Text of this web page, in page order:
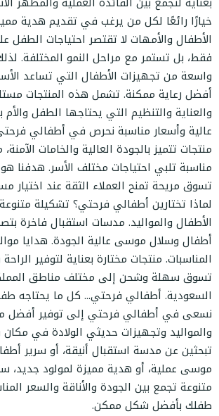
خيارًا رائعًا لكل من يرغب في تقديم هدية
الأطفال والأمهات لا تقتصر احتياجات الطفل
فقط، بل تستمر مع مراحل النمو المختلفة.
واسعة من تجهيزات الأطفال التي تساعد
أفضل رعاية ممكنة. تشمل هذه المنتجات
والعناية والتنظيم التي يحتاجها الطفل
عالية وأسعار مناسبة نحرص في أطفالي
منتجات تتميز بالجودة العالية والخامات
مناسبة تلبي احتياجات مختلف الأسر. هدفنا
تسوق مريحة تمنح العملاء الثقة عند اختيار
لماذا تختارين أطفالي فرحتي؟ تشكيلة
الأطفال والمواليد. مدسات استقبال فاخرة
أطفال وسلال موسى عالية الجودة. هدايا
المناسبات. منتجات مختارة بعناية لتوفير الراحة
تسوق سهلة وشحن إلى مختلف مناطق
السعودية. أطفالي فرحتي... كل ما يحتاجه
نسعى في أطفالي فرحتي إلى توفير أفضل
والمواليد وتجهيزات حديثي الولادة في
تبحثين عن مدسة استقبال أنيقة، أو سرير
موسى عملية، أو هدية مميزة لمولود جديد،
متنوعة تجمع بين الجودة والأناقة والسعر
طفلك بأفضل شكل ممكن.